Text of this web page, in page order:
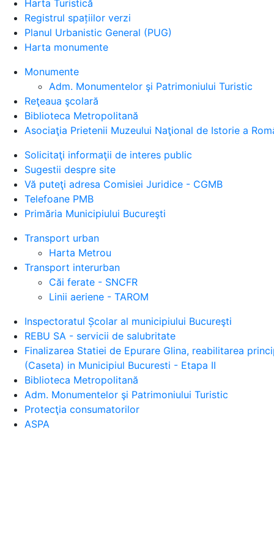
Harta Turistică
Registrul spațiilor verzi
Planul Urbanistic General (PUG)
Harta monumente
Monumente
Adm. Monumentelor şi Patrimoniului Turistic
Reţeaua şcolară
Biblioteca Metropolitană
Asociaţia Prietenii Muzeului Naţional de Istorie a
Solicitaţi informaţii de interes public
Sugestii despre site
Vă puteţi adresa Comisiei Juridice - CGMB
Telefoane PMB
Primăria Municipiului Bucureşti
Transport urban
Harta Metrou
Transport interurban
Căi ferate - SNCFR
Linii aeriene - TAROM
Inspectoratul Școlar al municipiului Bucureşti
REBU SA - servicii de salubritate
Finalizarea Statiei de Epurare Glina, reabilitarea
(Caseta) in Municipiul Bucuresti - Etapa II
Biblioteca Metropolitană
Adm. Monumentelor şi Patrimoniului Turistic
Protecţia consumatorilor
ASPA